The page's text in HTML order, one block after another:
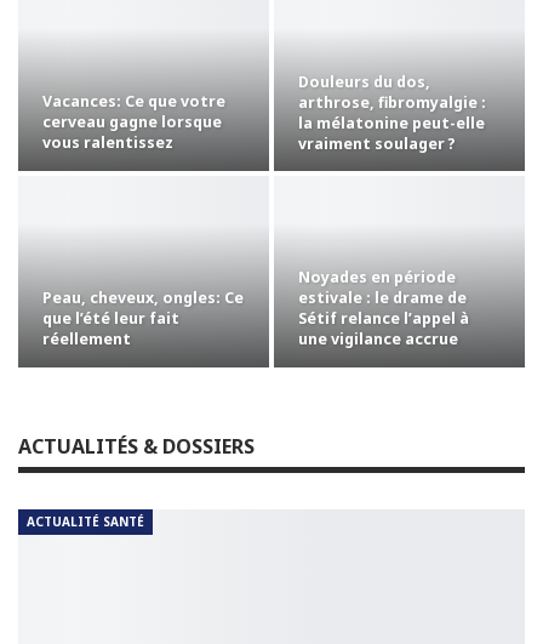
Vacances: Ce que votre
cerveau gagne lorsque
vous ralentissez
Douleurs du dos,
arthrose, fibromyalgie :
la mélatonine peut-elle
vraiment soulager ?
Peau, cheveux, ongles: Ce
que l’été leur fait
réellement
Noyades en période
estivale : le drame de
Sétif relance l’appel à
une vigilance accrue
ACTUALITÉS & DOSSIERS
ACTUALITÉ SANTÉ